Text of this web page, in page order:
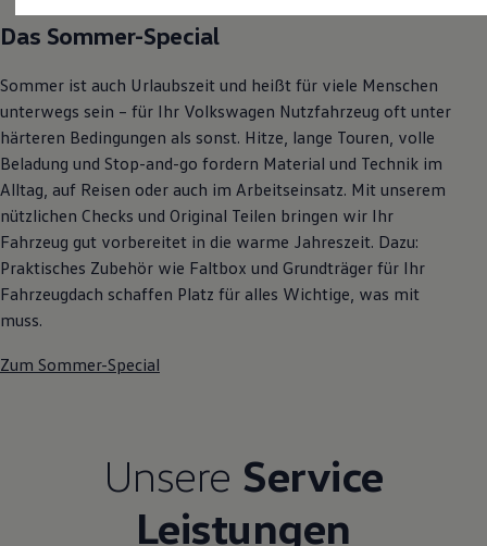
Kostensimulator
Autonomes Fahren
Mehr zum ID. Buzz
California Welt
California Club
California Magazin & Ratgeber
Vanlife
Ratgeber
Routen & Reisen
California Reisen & Erlebnisse
California App
California Lifestyle & Zubehör
Übernachten im California
Marke
Unternehmen
Karriere im Autohaus
Events
Rückblick VW Bus Festival 2023
Bulli Magazin
Fahrzeugabholung ab Werk
Das Sommer-Special
Sommer ist auch Urlaubszeit und heißt für viele Menschen
unterwegs sein – für Ihr Volkswagen Nutzfahrzeug oft unter
härteren Bedingungen als sonst. Hitze, lange Touren, volle
Beladung und Stop-and-go fordern Material und Technik im
Alltag, auf Reisen oder auch im Arbeitseinsatz. Mit unserem
nützlichen Checks und Original Teilen bringen wir Ihr
Fahrzeug gut vorbereitet in die warme Jahreszeit. Dazu:
Praktisches Zubehör wie Faltbox und Grundträger für Ihr
Fahrzeugdach schaffen Platz für alles Wichtige, was mit
muss.
Zum Sommer-Special
Unsere Service
Leistungen